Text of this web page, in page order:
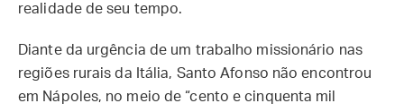
realidade de seu tempo.
Diante da urgência de um trabalho missionário nas
regiões rurais da Itália, Santo Afonso não encontrou
em Nápoles, no meio de “cento e cinquenta mil